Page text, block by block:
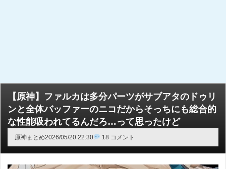
【原神】ファルカは多分パーツがサブアタのドゥリ
ンと全体バッファーのニコだからそっちにも総合的
な性能吸われてるんだろ…って思ったけど
原神まとめ2026/05/20 22:30 18 コメント